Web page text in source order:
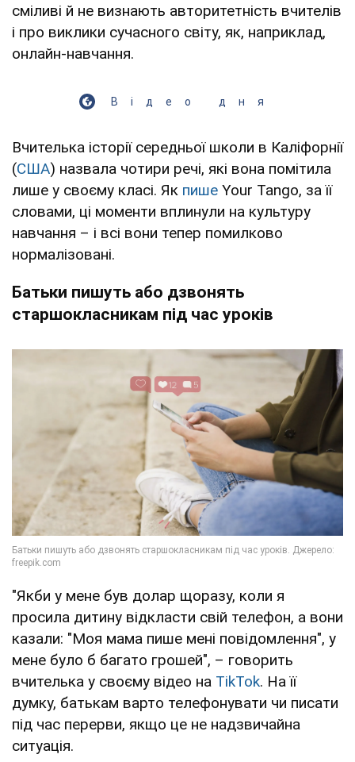
сміливі й не визнають авторитетність вчителів
і про виклики сучасного світу, як, наприклад,
онлайн-навчання.
Відео дня
Вчителька історії середньої школи в Каліфорнії
(США) назвала чотири речі, які вона помітила
лише у своєму класі. Як пише Your Tango, за її
словами, ці моменти вплинули на культуру
навчання – і всі вони тепер помилково
нормалізовані.
Батьки пишуть або дзвонять
старшокласникам під час уроків
"Якби у мене був долар щоразу, коли я
просила дитину відкласти свій телефон, а вони
казали: "Моя мама пише мені повідомлення", у
мене було б багато грошей", – говорить
вчителька у своєму відео на TikTok. На її
думку, батькам варто телефонувати чи писати
під час перерви, якщо це не надзвичайна
ситуація.